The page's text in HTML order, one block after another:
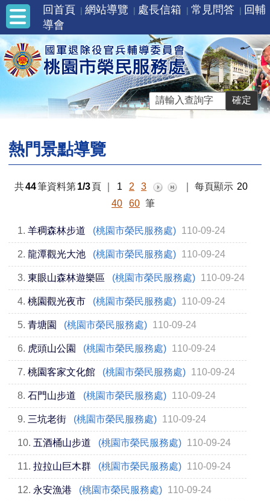
回首頁 網站導覽 處長信箱 常見問答
回輔
導會
熱門景點導覽
共44筆資料第1/3頁 1 2 3 每頁顯示 20
40
60 筆
1. 羊稠森林步道 (桃園市榮民服務處) 110-09-24
2. 龍潭觀光大池 (桃園市榮民服務處) 110-09-24
3. 東眼山森林遊樂區 (桃園市榮民服務處) 110-09-24
4. 桃園觀光夜市 (桃園市榮民服務處) 110-09-24
5. 青塘園 (桃園市榮民服務處) 110-09-24
6. 虎頭山公園 (桃園市榮民服務處) 110-09-24
7. 桃園客家文化館 (桃園市榮民服務處) 110-09-24
8. 石門山步道 (桃園市榮民服務處) 110-09-24
9. 三坑老街 (桃園市榮民服務處) 110-09-24
10. 五酒桶山步道 (桃園市榮民服務處) 110-09-24
11. 拉拉山巨木群 (桃園市榮民服務處) 110-09-24
12. 永安漁港 (桃園市榮民服務處) 110-09-24